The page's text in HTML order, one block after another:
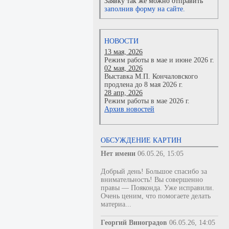
заполнив форму на сайте.
НОВОСТИ
13 мая, 2026
Режим работы в мае и июне 2026 г.
02 мая, 2026
Выставка М.П. Кончаловского
продлена до 8 мая 2026 г.
28 апр, 2026
Режим работы в мае 2026 г.
Архив новостей
ОБСУЖДЕНИЕ КАРТИН
Нет имени 06.05.26, 15:05
Добрый день! Большое спасибо за
внимательность! Вы совершенно
правы — Пояконда. Уже исправили.
Очень ценим, что помогаете делать
материа...
Георгий Виноградов 06.05.26, 14:05